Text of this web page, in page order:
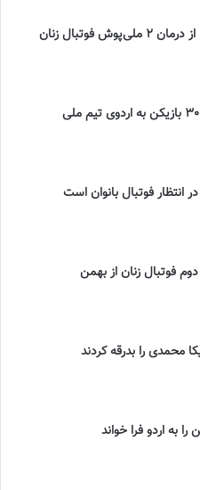
فوتبال زنان
انتظار فوتبال بانوان است
فوتبال زنان از بهمن
محمدی را بدرقه کردند